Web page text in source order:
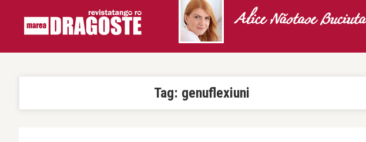
Alice Năstase Buciuta
Tag: genuflexiuni